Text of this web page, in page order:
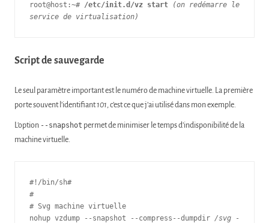
root@host:~# /etc/init.d/vz start
(on redémarre le
service de virtualisation)
Script de sauvegarde
Le seul paramètre important est le numéro de machine virtuelle. La première
porte souvent l’identifiant101, c’est ce que j’ai utilisé dans mon exemple.
L’option --snapshot permet de minimiser le temps d’indisponibilité de la
machine virtuelle.
#!/bin/sh#
#
# Svg machine virtuelle
nohup vzdump --snapshot --compress--dumpdir /svg -